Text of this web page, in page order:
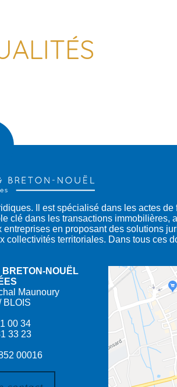
Il est spécialisé dans les actes
clé dans les transactions immobilières,
en proposant des solutions
territoriales. Dans tous ces
NOUËL
Maunoury
BLOIS
00 34
33 23
00016